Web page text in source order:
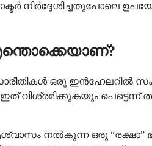
ഒരു
ഇത് വിശ്രമിക്കുകയും
നൽകുന്ന ഒരു